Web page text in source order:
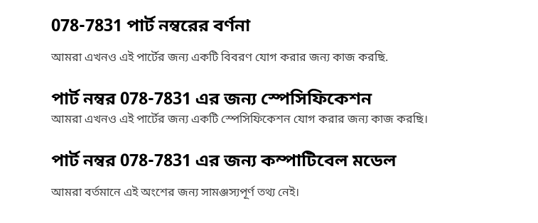
078-7831 পার্ট নম্বরের বর্ণনা
আমরা এখনও এই পার্টের জন্য একটি বিবরণ যোগ করার জন্য কাজ করছি.
পার্ট নম্বর078-7831 এর জন্য স্পেসিফিকেশন
আমরা এখনও এই পার্টের জন্য একটি স্পেসিফিকেশন যোগ করার জন্য কাজ করছি।
পার্ট নম্বর078-7831 এর জন্য কম্পাটিবেল মডেল
আমরা বর্তমানে এই অংশের জন্য সামঞ্জস্যপূর্ণ তথ্য নেই।